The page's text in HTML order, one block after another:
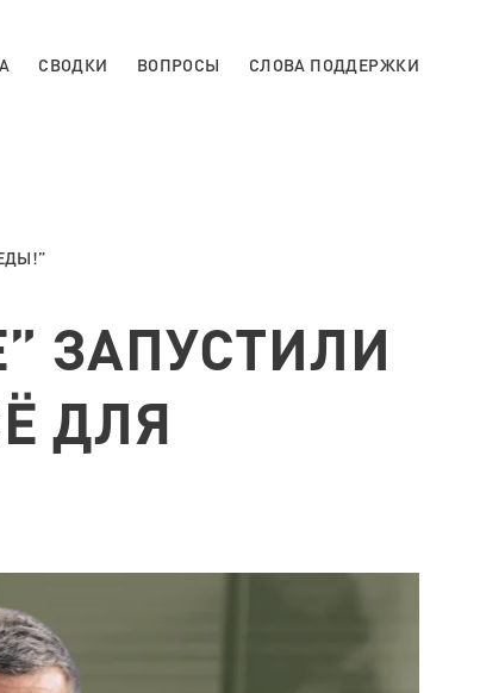
СВОДКИ ВОПРОСЫ СЛОВА ПОДДЕРЖКИ
ЗАПУСТИЛИ
ДЛЯ